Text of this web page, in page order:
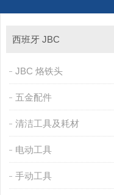
西班牙 JBC
JBC 烙铁头
五金配件
清洁工具及耗材
电动工具
手动工具